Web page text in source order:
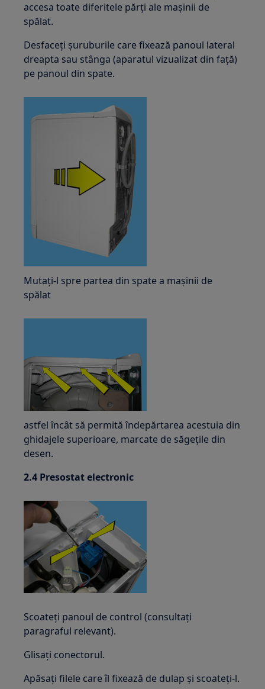
accesa toate diferitele părți ale mașinii de
spălat.
Desfaceți șuruburile care fixează panoul lateral
dreapta sau stânga (aparatul vizualizat din față)
pe panoul din spate.
Mutați-l spre partea din spate a mașinii de
spălat
astfel încât să permită îndepărtarea acestuia din
ghidajele superioare, marcate de săgețile din
desen.
2.4 Presostat electronic
Scoateți panoul de control (consultați
paragraful relevant).
Glisați conectorul.
Apăsați filele care îl fixează de dulap și scoateți-l.